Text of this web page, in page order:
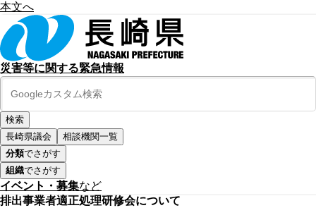
本文へ
災害等に関する緊急情報
長崎県議会
相談機関一覧
分類でさがす
組織でさがす
イベント・募集など
排出事業者適正処理研修会について